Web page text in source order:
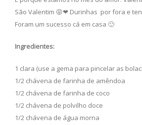
São Valentim 😝❤ Durinhas por fora e
Foram um sucesso cá em casa 🙂
Ingredientes:
1 clara (use a gema para pincelar as
1/2 chávena de farinha de amêndoa
1/2 chávena de farinha de coco
1/2 chávena de polvilho doce
1/2 chávena de água morna